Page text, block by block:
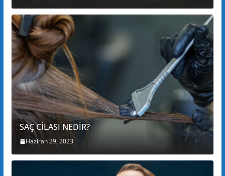
SAÇ CİLASI NEDİR?
Haziran 29, 2023